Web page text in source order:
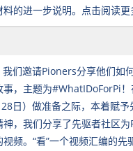
的进一步说明。点击阅读更
我们邀请Pioners分享他们如
事，主题为#WhatIDoForPi！
日）做准备之际，本着赋
神，我们分享了先驱者社区
频。“看”一个视频汇编的先